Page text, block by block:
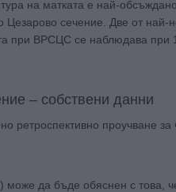
на матката е най-
сечение. Две от най-
при ВРСЦС се наблюдава
– собствени данни
ретроспективно проучване
да бъде обяснен с това,